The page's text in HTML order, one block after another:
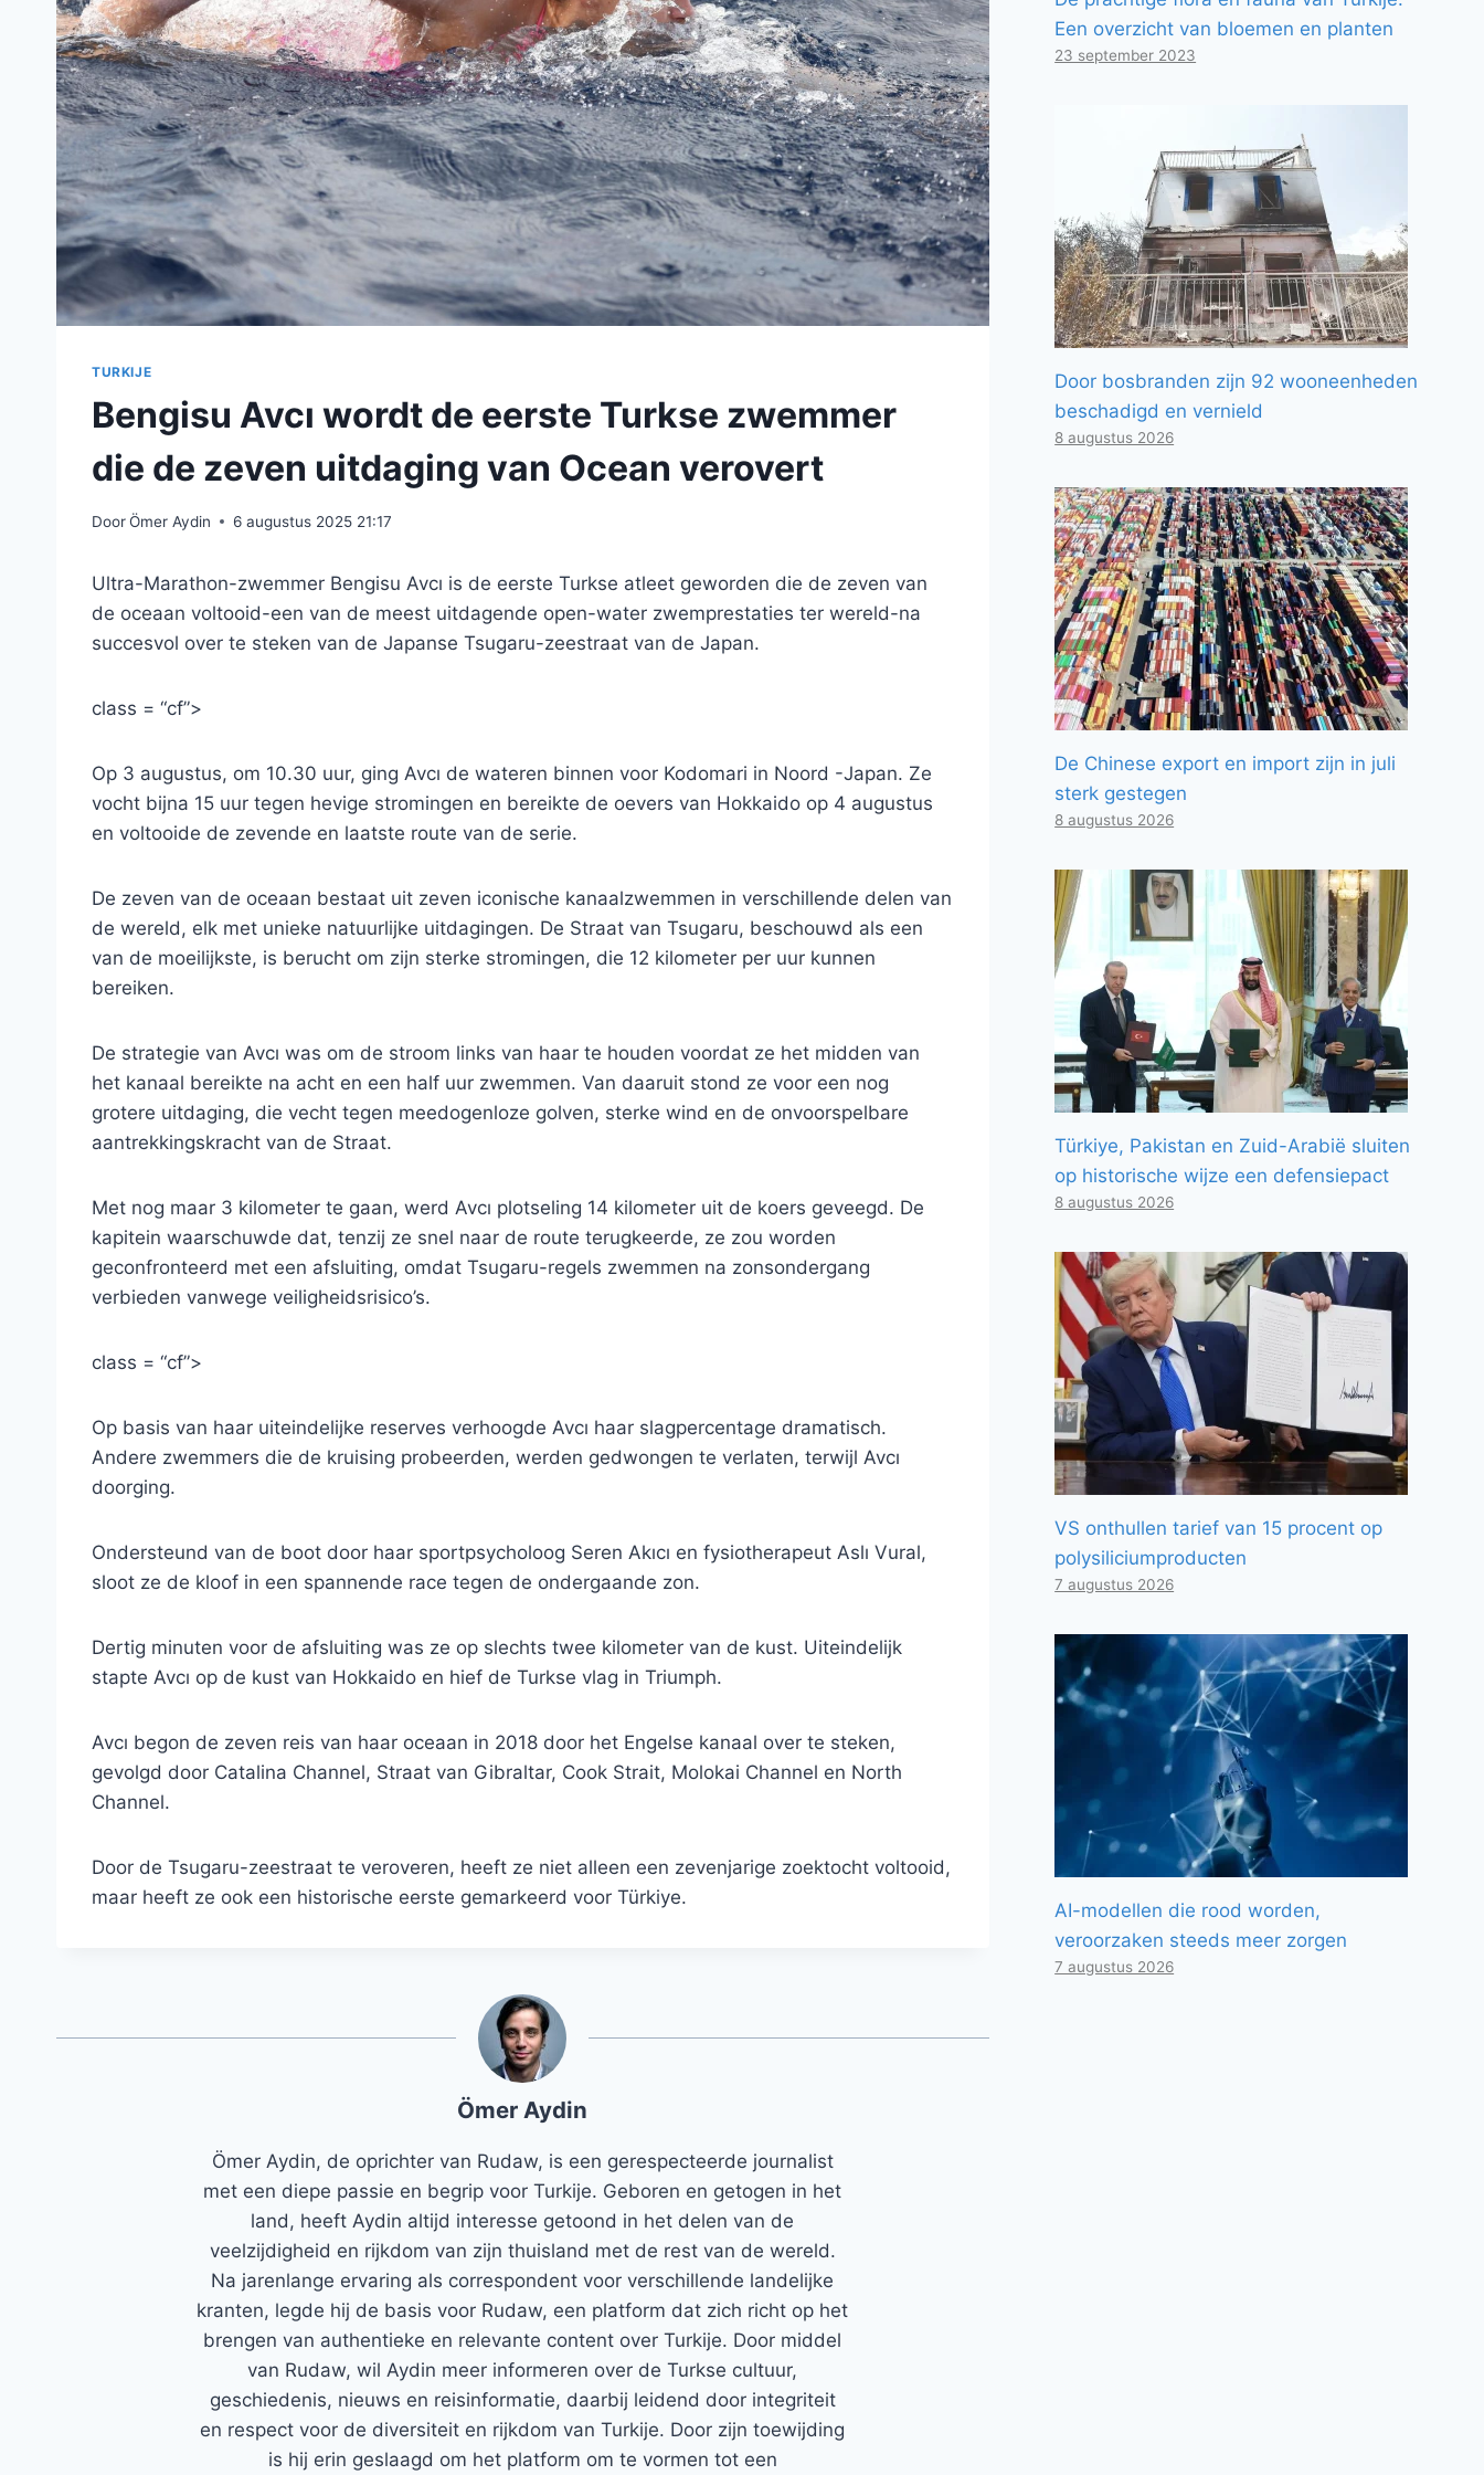
TURKIJE
Bengisu Avcı wordt de eerste Turkse zwemmer
die de zeven uitdaging van Ocean verovert
DoorÖmer Aydin 6 augustus 2025 21:17
Ultra-Marathon-zwemmer Bengisu Avcı is de eerste Turkse atleet geworden die de zeven van
de oceaan voltooid-een van de meest uitdagende open-water zwemprestaties ter wereld-na
succesvol over te steken van de Japanse Tsugaru-zeestraat van de Japan.
class = “cf”>
Op 3 augustus, om 10.30 uur, ging Avcı de wateren binnen voor Kodomari in Noord -Japan. Ze
vocht bijna 15 uur tegen hevige stromingen en bereikte de oevers van Hokkaido op 4 augustus
en voltooide de zevende en laatste route van de serie.
De zeven van de oceaan bestaat uit zeven iconische kanaalzwemmen in verschillende delen van
de wereld, elk met unieke natuurlijke uitdagingen. De Straat van Tsugaru, beschouwd als een
van de moeilijkste, is berucht om zijn sterke stromingen, die 12 kilometer per uur kunnen
bereiken.
De strategie van Avcı was om de stroom links van haar te houden voordat ze het midden van
het kanaal bereikte na acht en een half uur zwemmen. Van daaruit stond ze voor een nog
grotere uitdaging, die vecht tegen meedogenloze golven, sterke wind en de onvoorspelbare
aantrekkingskracht van de Straat.
Met nog maar 3 kilometer te gaan, werd Avcı plotseling 14 kilometer uit de koers geveegd. De
kapitein waarschuwde dat, tenzij ze snel naar de route terugkeerde, ze zou worden
geconfronteerd met een afsluiting, omdat Tsugaru-regels zwemmen na zonsondergang
verbieden vanwege veiligheidsrisico’s.
class = “cf”>
Op basis van haar uiteindelijke reserves verhoogde Avcı haar slagpercentage dramatisch.
Andere zwemmers die de kruising probeerden, werden gedwongen te verlaten, terwijl Avcı
doorging.
Ondersteund van de boot door haar sportpsycholoog Seren Akıcı en fysiotherapeut Aslı Vural,
sloot ze de kloof in een spannende race tegen de ondergaande zon.
Dertig minuten voor de afsluiting was ze op slechts twee kilometer van de kust. Uiteindelijk
stapte Avcı op de kust van Hokkaido en hief de Turkse vlag in Triumph.
Avcı begon de zeven reis van haar oceaan in 2018 door het Engelse kanaal over te steken,
gevolgd door Catalina Channel, Straat van Gibraltar, Cook Strait, Molokai Channel en North
Channel.
Door de Tsugaru-zeestraat te veroveren, heeft ze niet alleen een zevenjarige zoektocht voltooid,
maar heeft ze ook een historische eerste gemarkeerd voor Türkiye.
Ömer Aydin
Ömer Aydin, de oprichter van Rudaw, is een gerespecteerde journalist
met een diepe passie en begrip voor Turkije. Geboren en getogen in het
land, heeft Aydin altijd interesse getoond in het delen van de
veelzijdigheid en rijkdom van zijn thuisland met de rest van de wereld.
Na jarenlange ervaring als correspondent voor verschillende landelijke
kranten, legde hij de basis voor Rudaw, een platform dat zich richt op het
brengen van authentieke en relevante content over Turkije. Door middel
van Rudaw, wil Aydin meer informeren over de Turkse cultuur,
geschiedenis, nieuws en reisinformatie, daarbij leidend door integriteit
en respect voor de diversiteit en rijkdom van Turkije. Door zijn toewijding
is hij erin geslaagd om het platform om te vormen tot een
Een overzicht van bloemen en planten
23 september 2023
Door bosbranden zijn 92 wooneenheden
beschadigd en vernield
8 augustus 2026
De Chinese export en import zijn in juli
sterk gestegen
8 augustus 2026
Türkiye, Pakistan en Zuid-Arabië sluiten
op historische wijze een defensiepact
8 augustus 2026
VS onthullen tarief van 15 procent op
polysiliciumproducten
7 augustus 2026
AI-modellen die rood worden,
veroorzaken steeds meer zorgen
7 augustus 2026